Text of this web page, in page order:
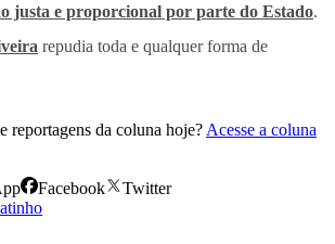
justa e proporcional por parte do Estado.
repudia toda e qualquer forma de
reportagens da coluna hoje? Acesse a coluna
Facebook
Twitter